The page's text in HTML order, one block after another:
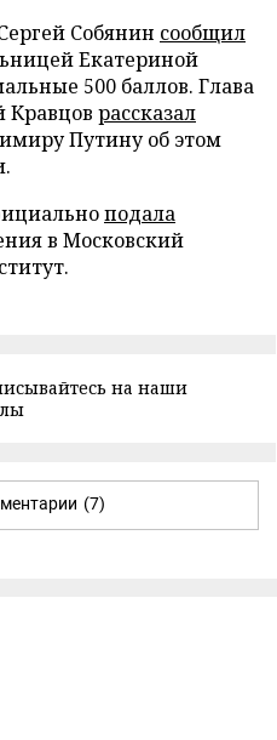
Собянин сообщил
Екатериной
500 баллов. Глава
Кравцов рассказал
Путину об этом
подала
в Московский
на наши
(7)